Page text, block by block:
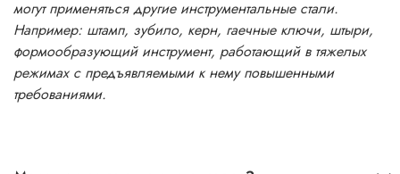
могут применяться другие инструментальные стали.
Например: штамп, зубило, керн, гаечные ключи, штыри,
формообразующий инструмент, работающий в тяжелых
режимах с предъявляемыми к нему повышенными
требованиями.